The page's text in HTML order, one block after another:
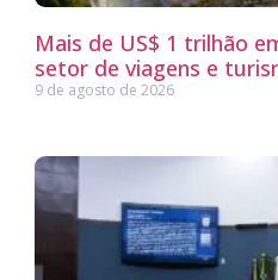
Mais de US$ 1 trilhão
setor de viagens e
9 de agosto de 2026